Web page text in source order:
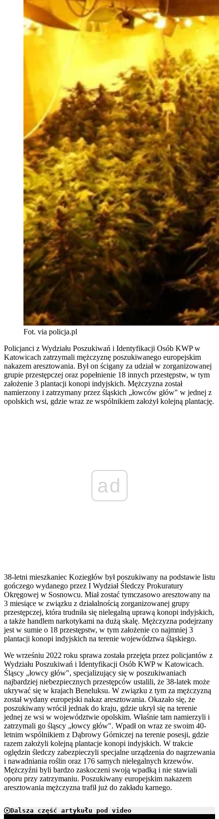
Fot. via policja.pl
Policjanci z Wydziału Poszukiwań i Identyfikacji Osób KWP w
Katowicach zatrzymali mężczyznę poszukiwanego europejskim
nakazem aresztowania. Był on ścigany za udział w zorganizowanej
grupie przestępczej oraz popełnienie 18 innych przestępstw, w tym
założenie 3 plantacji konopi indyjskich. Mężczyzna został
namierzony i zatrzymany przez śląskich „łowców głów" w jednej z
opolskich wsi, gdzie wraz ze wspólnikiem założył kolejną plantację.
ad
38-letni mieszkaniec Koziegłów był poszukiwany na podstawie listu
gończego wydanego przez I Wydział Śledczy Prokuratury
Okręgowej w Sosnowcu. Miał zostać tymczasowo aresztowany na
3 miesiące w związku z działalnością zorganizowanej grupy
przestępczej, która trudniła się nielegalną uprawą konopi indyjskich,
a także handlem narkotykami na dużą skalę. Mężczyzna podejrzany
jest w sumie o 18 przestępstw, w tym założenie co najmniej 3
plantacji konopi indyjskich na terenie województwa śląskiego.
We wrześniu 2022 roku sprawa została przejęta przez policjantów z
Wydziału Poszukiwań i Identyfikacji Osób KWP w Katowicach.
Śląscy „łowcy głów", specjalizujący się w poszukiwaniach
najbardziej niebezpiecznych przestępców ustalili, że 38-latek może
ukrywać się w krajach Beneluksu. W związku z tym za mężczyzną
został wydany europejski nakaz aresztowania. Okazało się, że
poszukiwany wrócił jednak do kraju, gdzie ukrył się na terenie
jednej ze wsi w województwie opolskim. Właśnie tam namierzyli i
zatrzymali go śląscy „łowcy głów". Wpadł on wraz ze swoim 40-
letnim wspólnikiem z Dąbrowy Górniczej na terenie posesji, gdzie
razem założyli kolejną plantacje konopi indyjskich. W trakcie
oględzin śledczy zabezpieczyli specjalne urządzenia do nagrzewania
i nawadniania roślin oraz 176 samych nielegalnych krzewów.
Mężczyźni byli bardzo zaskoczeni swoją wpadką i nie stawiali
oporu przy zatrzymaniu. Poszukiwany europejskim nakazem
aresztowania mężczyzna trafił już do zakładu karnego.
Dalsza część artykułu pod video